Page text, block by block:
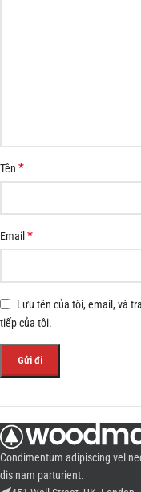
Tên *
Email*
Lưu tên của tôi, email, và
tiếp của tôi.
Condimentum adipiscing vel
dis nam parturient.